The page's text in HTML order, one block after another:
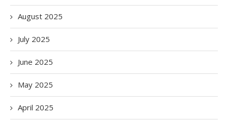
August 2025
July 2025
June 2025
May 2025
April 2025